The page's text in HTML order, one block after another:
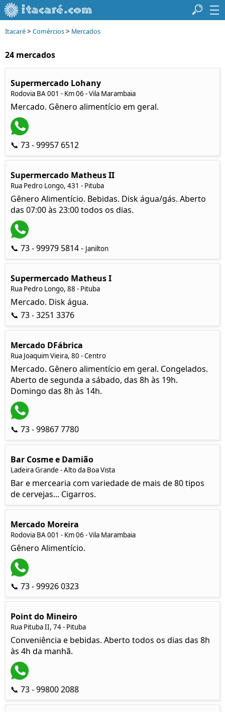
Itacaré> Comércios> Mercados
24 mercados
Supermercado Lohany
Rodovia BA 001 - Km 06 - Vila Marambaia
Mercado. Gênero alimentício em geral.
📞 73 - 99957 6512
Supermercado Matheus II
Rua Pedro Longo, 431 - Pituba
Gênero Alimentício. Bebidas. Disk água/gás. Aberto
das 07:00 às 23:00 todos os dias.
📞 73 - 99979 5814 - Janilton
Supermercado Matheus I
Rua Pedro Longo, 88 - Pituba
Mercado. Disk água.
📞 73 - 3251 3376
Mercado DFábrica
Rua Joaquim Vieira, 80 - Centro
Mercado. Gênero alimentício em geral. Congelados.
Aberto de segunda a sábado, das 8h às 19h.
Domingo das 8h às 14h.
📞 73 - 99867 7780
Bar Cosme e Damião
Ladeira Grande - Alto da Boa Vista
Bar e mercearia com variedade de mais de 80 tipos
de cervejas... Cigarros.
Mercado Moreira
Rodovia BA 001 - Km 06 - Vila Marambaia
Gênero Alimentício.
📞 73 - 99926 0323
Point do Mineiro
Rua Pituba II, 74 - Pituba
Conveniência e bebidas. Aberto todos os dias das 8h
às 4h da manhã.
📞 73 - 99800 2088